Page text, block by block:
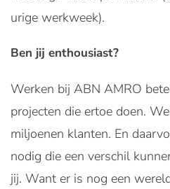
urige werkweek).
Ben jij enthousiast?
Werken bij ABN AMRO
projecten die ertoe doen.
miljoenen klanten. En
nodig die een verschil
jij. Want er is nog een